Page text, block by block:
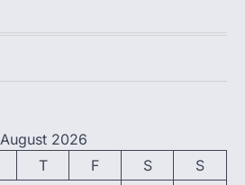
August 2026
T F S
S